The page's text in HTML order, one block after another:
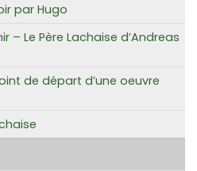
par Hugo
– Le Père Lachaise d’Andreas
de départ d’une oeuvre